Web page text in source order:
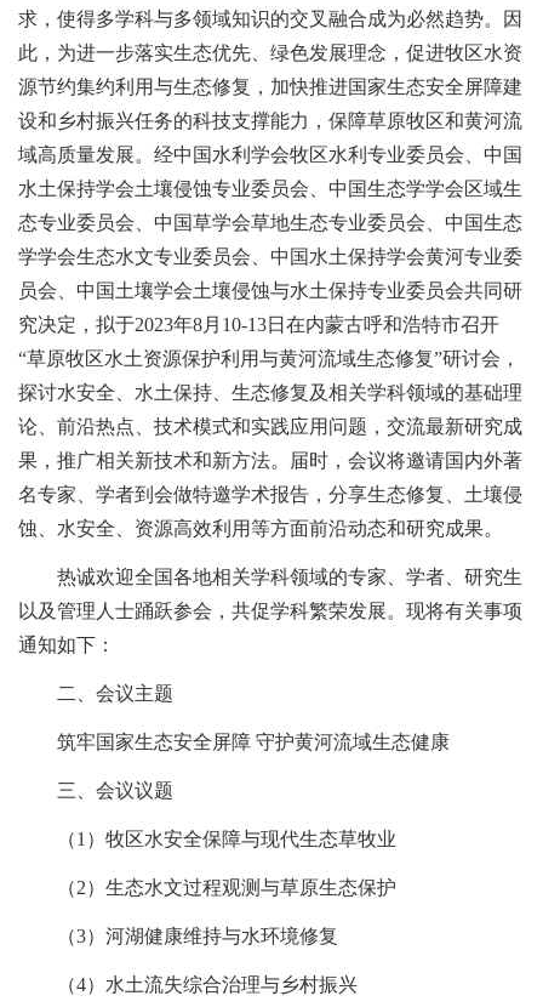
求，使得多学科与多领域知识的交叉融合成为必然趋势。因
此，为进一步落实生态优先、绿色发展理念，促进牧区水资
源节约集约利用与生态修复，加快推进国家生态安全屏障建
设和乡村振兴任务的科技支撑能力，保障草原牧区和黄河流
域高质量发展。经中国水利学会牧区水利专业委员会、中国
水土保持学会土壤侵蚀专业委员会、中国生态学学会区域生
态专业委员会、中国草学会草地生态专业委员会、中国生态
学学会生态水文专业委员会、中国水土保持学会黄河专业委
员会、中国土壤学会土壤侵蚀与水土保持专业委员会共同研
究决定，拟于2023年8月10-13日在内蒙古呼和浩特市召开
“草原牧区水土资源保护利用与黄河流域生态修复”研讨会，
探讨水安全、水土保持、生态修复及相关学科领域的基础理
论、前沿热点、技术模式和实践应用问题，交流最新研究成
果，推广相关新技术和新方法。届时，会议将邀请国内外著
名专家、学者到会做特邀学术报告，分享生态修复、土壤侵
蚀、水安全、资源高效利用等方面前沿动态和研究成果。
热诚欢迎全国各地相关学科领域的专家、学者、研究生
以及管理人士踊跃参会，共促学科繁荣发展。现将有关事项
通知如下：
二、会议主题
筑牢国家生态安全屏障 守护黄河流域生态健康
三、会议议题
（1）牧区水安全保障与现代生态草牧业
（2）生态水文过程观测与草原生态保护
（3）河湖健康维持与水环境修复
（4）水土流失综合治理与乡村振兴